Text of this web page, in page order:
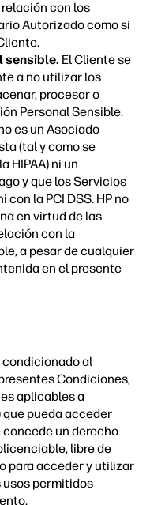
con los
Autorizado como si
sensible. El Cliente se
a no utilizar los
procesar o
Personal Sensible.
es un Asociado
(tal y como se
HIPAA) ni un
y que los Servicios
con la PCI DSS. HP no
en virtud de las
con la
a pesar de cualquier
en el presente
condicionado al
Condiciones,
aplicables a
pueda acceder
concede un derecho
libre de
para acceder y utilizar
usos permitidos